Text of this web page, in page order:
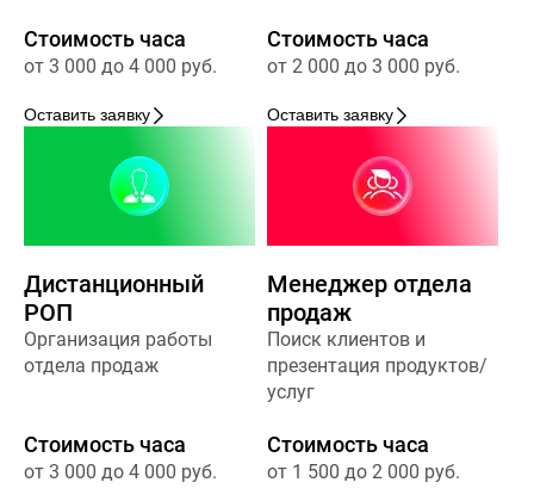
Стоимость часа
от 3 000 до 4 000 руб.
Оставить заявку
Стоимость часа
от 2 000 до 3 000 руб.
Оставить заявку
Дистанционный
РОП
Организация работы
отдела продаж
Стоимость часа
от 3 000 до 4 000 руб.
Менеджер отдела
продаж
Поиск клиентов и
презентация продуктов/
услуг
Стоимость часа
от 1 500 до 2 000 руб.